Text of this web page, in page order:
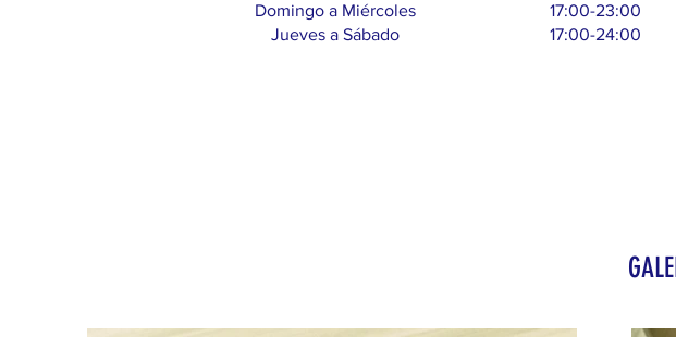
Domingo a Miércoles
Jueves a Sábado
17:00-23:00
17:00-24:00